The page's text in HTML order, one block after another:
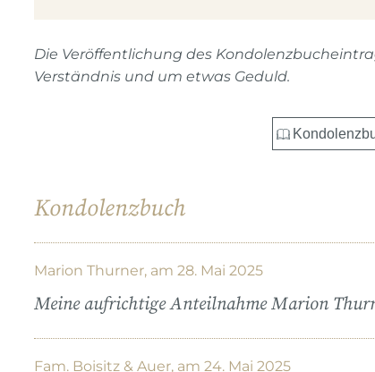
Die Veröffentlichung des
Verständnis und um etwas Geduld.
Kondolenzbuch
Marion Thurner, am 28. Mai 2025
Meine aufrichtige Anteilnahme Marion
Fam. Boisitz & Auer, am 24. Mai 2025